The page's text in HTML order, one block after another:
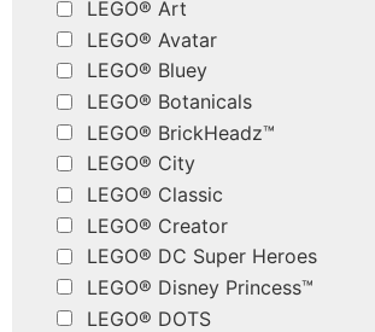
LEGO® Art
LEGO® Avatar
LEGO® Bluey
LEGO® Botanicals
LEGO® BrickHeadz™
LEGO® City
LEGO® Classic
LEGO® Creator
LEGO® DC Super Heroes
LEGO® Disney Princess™
LEGO® DOTS